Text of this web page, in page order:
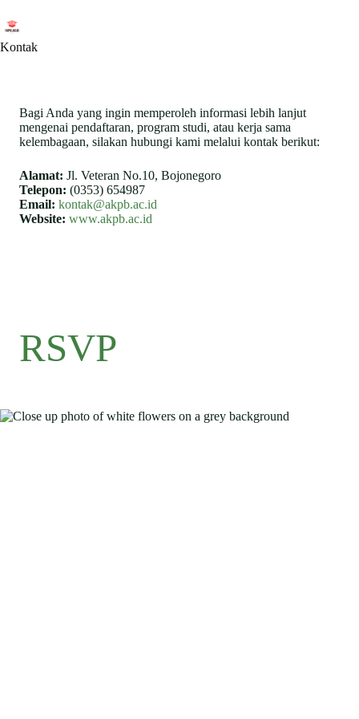
to
content
Kontak
Bagi Anda yang ingin memperoleh informasi lebih lanjut
mengenai pendaftaran, program studi, atau kerja sama
kelembagaan, silakan hubungi kami melalui kontak berikut:
Alamat: Jl. Veteran No.10, Bojonegoro
Telepon: (0353) 654987
Email: kontak@akpb.ac.id
Website: www.akpb.ac.id
RSVP